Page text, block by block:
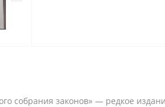
собрания законов» — редкое